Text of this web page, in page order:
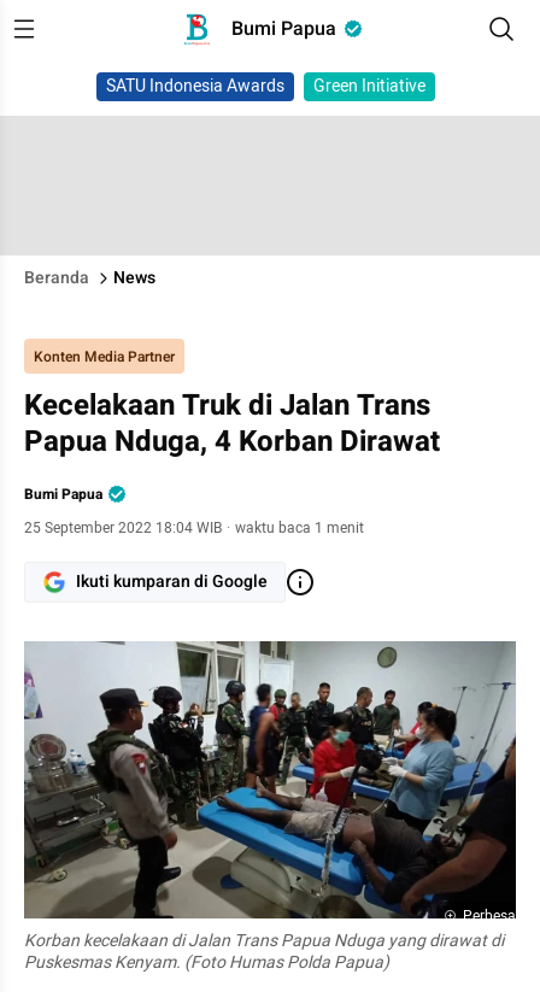
Bumi Papua
SATU Indonesia Awards Green Initiative
Beranda News
Konten Media Partner
Kecelakaan Truk di Jalan Trans
Papua Nduga, 4 Korban Dirawat
Bumi Papua
25 September 2022 18:04 WIB · waktu baca 1 menit
Ikuti kumparan di Google
Perbesar
Korban kecelakaan di Jalan Trans Papua Nduga yang dirawat di
Puskesmas Kenyam. (Foto Humas Polda Papua)